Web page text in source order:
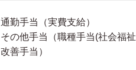
通勤手当（実費支給）
その他手当（職種手当(社会福
改善手当）